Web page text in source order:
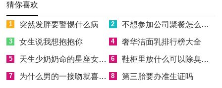
猜你喜欢
1 突然发胖要警惕什么病 2 不想参加公司聚餐怎么拒绝
3 女生说我想抱抱你 4 奢华洁面乳排行榜大全
5 天生少奶奶命的星座女有哪些 6 鞋柜里放什么可以除臭消菌
7 为什么男的一接吻就喜欢伸舌头 8 第三胎要办准生证吗